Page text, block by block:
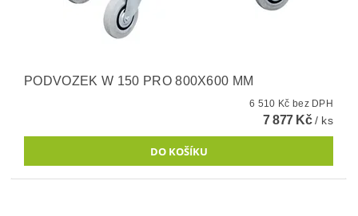
PODVOZEK W 150 PRO 800X600 MM
6 510 Kč bez DPH
7 877 Kč/ ks